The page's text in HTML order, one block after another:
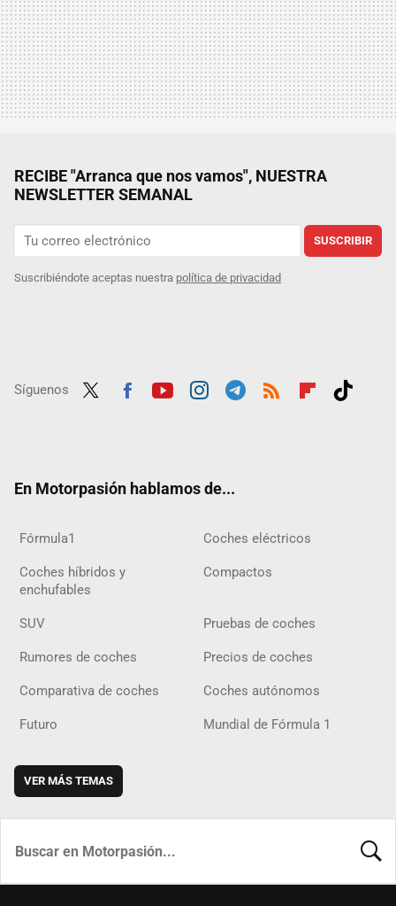
RECIBE "Arranca que nos vamos", NUESTRA
NEWSLETTER SEMANAL
SUSCRIBIR
Suscribiéndote aceptas nuestra política de privacidad
Síguenos
En Motorpasión hablamos de...
Fórmula1 Coches eléctricos
Coches híbridos y
enchufables
Compactos
SUV Pruebas de coches
Rumores de coches Precios de coches
Comparativa de coches Coches autónomos
Futuro Mundial de Fórmula 1
VER MÁS TEMAS